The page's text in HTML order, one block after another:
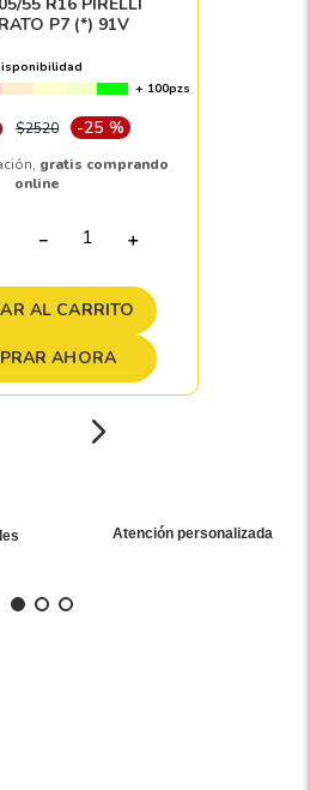
P7 (*) 91V
+ 100pzs
$2520 -25 %
gratis comprando
online
＋
－
AL CARRITO
AHORA
Atención personalizada